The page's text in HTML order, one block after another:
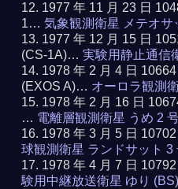
1977 年 11 月 23 日
1…気象観測衛星 メテオサ
1977 年 12 月 15 日
(CS-1A)…実験用静止通信
1978 年 2 月 4 日
(EXOS A)… オーロラ観測
1978 年 2 月 16 日
… 電離層観測衛星 うめ 2
1978 年 3 月 5 日
球観測衛星 ランドサット 3
1978 年 4 月 7 日
験用中継放送衛星 ゆり (BS)